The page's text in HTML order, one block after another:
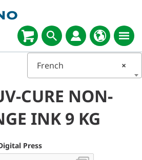
×
French
CURE NON-
INK 9 KG
Press